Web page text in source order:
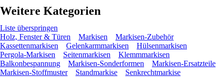
Weitere Kategorien
Liste überspringen
Holz, Fenster & Türen
Markisen
Markisen-Zubehör
Kassettenmarkisen
Gelenkarmmarkisen
Hülsenmarkisen
Pergola-Markisen
Seitenmarkisen
Klemmmarkisen
Balkonbespannung
Markisen-Sonderformen
Markisen-Ersatzteile
Markisen-Stoffmuster
Standmarkise Senkrechtmarkise